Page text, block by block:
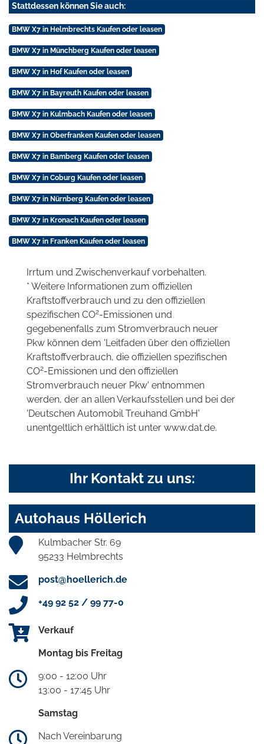
Stattdessen können Sie auch:
BMW X7 in Helmbrechts Kaufen oder leasen
BMW X7 in Münchberg Kaufen oder leasen
BMW X7 in Hof Kaufen oder leasen
BMW X7 in Bayreuth Kaufen oder leasen
BMW X7 in Kulmbach Kaufen oder leasen
BMW X7 in Oberfranken Kaufen oder leasen
BMW X7 in Bamberg Kaufen oder leasen
BMW X7 in Coburg Kaufen oder leasen
BMW X7 in Nürnberg Kaufen oder leasen
BMW X7 in Kronach Kaufen oder leasen
BMW X7 in Franken Kaufen oder leasen
Irrtum und Zwischenverkauf vorbehalten.
* Weitere Informationen zum offiziellen
Kraftstoffverbrauch und zu den offiziellen
spezifischen CO2-Emissionen und
gegebenenfalls zum Stromverbrauch neuer
Pkw können dem 'Leitfaden über den offiziellen
Kraftstoffverbrauch, die offiziellen spezifischen
CO2-Emissionen und den offiziellen
Stromverbrauch neuer Pkw' entnommen
werden, der an allen Verkaufsstellen und bei der
'Deutschen Automobil Treuhand GmbH'
unentgeltlich erhältlich ist unter www.dat.de.
Ihr Kontakt zu uns:
Autohaus Höllerich
Kulmbacher Str. 69
95233 Helmbrechts
post@hoellerich.de
+49 92 52 / 99 77-0
Verkauf
Montag bis Freitag
9:00 - 12:00 Uhr
13:00 - 17:45 Uhr
Samstag
Nach Vereinbarung